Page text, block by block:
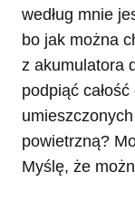
według mnie
bo jak można
z akumulatora
podpiąć
powietrzną?
Myślę, że